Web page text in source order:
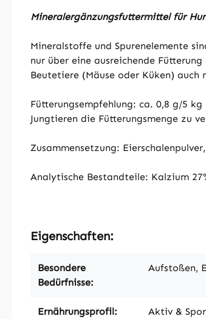
Mineralergänzungsfuttermittel für
Mineralstoffe und Spurenelemente
nur über eine ausreichende
Beutetiere (Mäuse oder Küken) auch
Fütterungsempfehlung: ca. 0,8 g/5
Jungtieren die Fütterungsmenge zu
Zusammensetzung:
Analytische Bestandteile: Kalzium
Eigenschaften:
Besondere
Bedürfnisse:
Aufstoßen,
Ernährungsprofil:
Aktiv &